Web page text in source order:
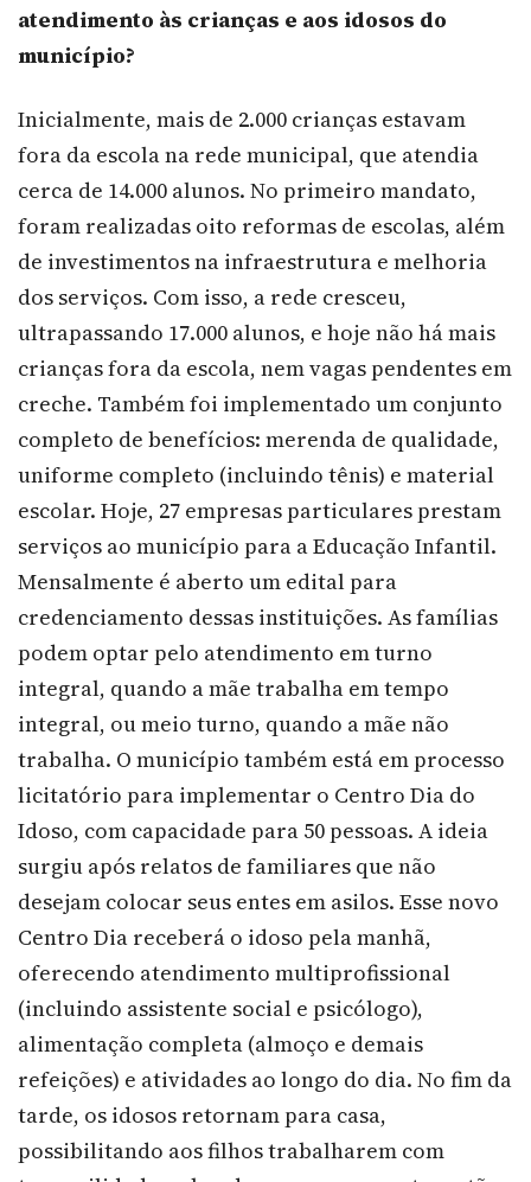
atendimento às crianças e aos idosos do
município?
Inicialmente, mais de 2.000 crianças estavam
fora da escola na rede municipal, que atendia
cerca de 14.000 alunos. No primeiro mandato,
foram realizadas oito reformas de escolas, além
de investimentos na infraestrutura e melhoria
dos serviços. Com isso, a rede cresceu,
ultrapassando 17.000 alunos, e hoje não há mais
crianças fora da escola, nem vagas pendentes em
creche. Também foi implementado um conjunto
completo de benefícios: merenda de qualidade,
uniforme completo (incluindo tênis) e material
escolar. Hoje, 27 empresas particulares prestam
serviços ao município para a Educação Infantil.
Mensalmente é aberto um edital para
credenciamento dessas instituições. As famílias
podem optar pelo atendimento em turno
integral, quando a mãe trabalha em tempo
integral, ou meio turno, quando a mãe não
trabalha. O município também está em processo
licitatório para implementar o Centro Dia do
Idoso, com capacidade para 50 pessoas. A ideia
surgiu após relatos de familiares que não
desejam colocar seus entes em asilos. Esse novo
Centro Dia receberá o idoso pela manhã,
oferecendo atendimento multiprofissional
(incluindo assistente social e psicólogo),
alimentação completa (almoço e demais
refeições) e atividades ao longo do dia. No fim da
tarde, os idosos retornam para casa,
possibilitando aos filhos trabalharem com